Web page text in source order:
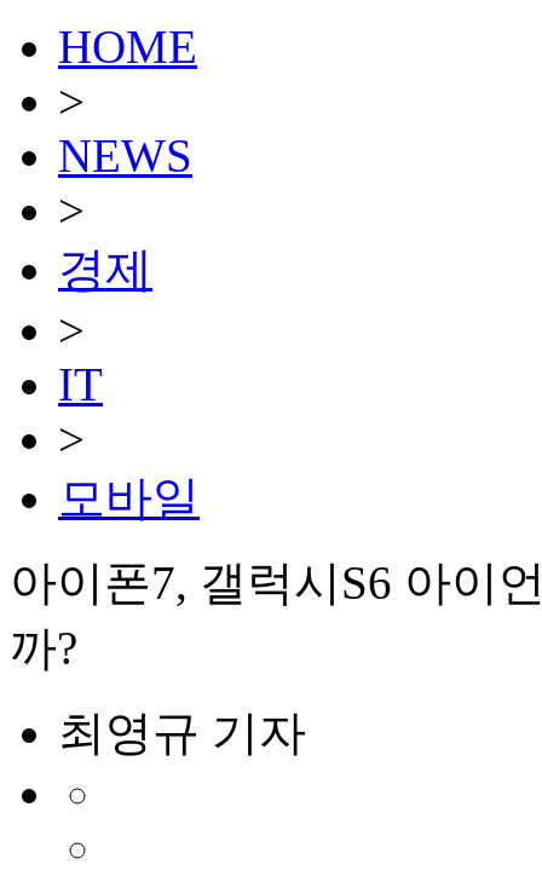
HOME
>
NEWS
>
경제
>
IT
>
모바일
아이폰7, 갤럭시S6 아이
까?
최영규 기자